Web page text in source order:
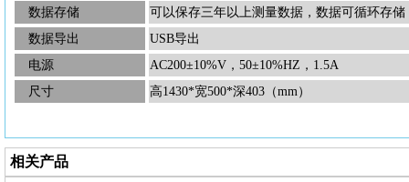
数据存储
可以保存三年以上测量数据，数据可循环存储
数据导出
USB导出
电源
AC200±10%V，50±10%HZ，1.5A
尺寸
高1430*宽500*深403（mm）
相关产品